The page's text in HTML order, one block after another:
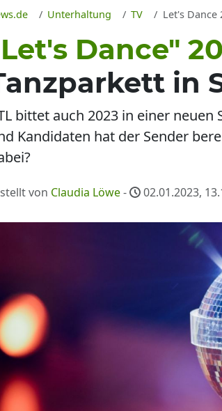
Unterhaltung TV Let's Dance
Dance"
in
bittet auch 2023 in einer
Kandidaten hat der Sender
von Claudia Löwe- 02.01.2023,